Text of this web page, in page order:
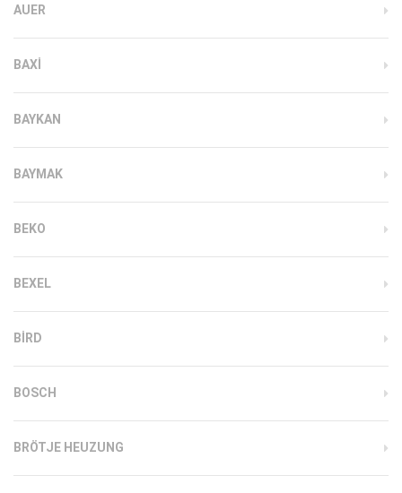
AUER
BAXI
BAYKAN
BAYMAK
BEKO
BEXEL
BIRD
BOSCH
BRÖTJE HEUZUNG